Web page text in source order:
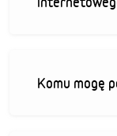
Komu mogę